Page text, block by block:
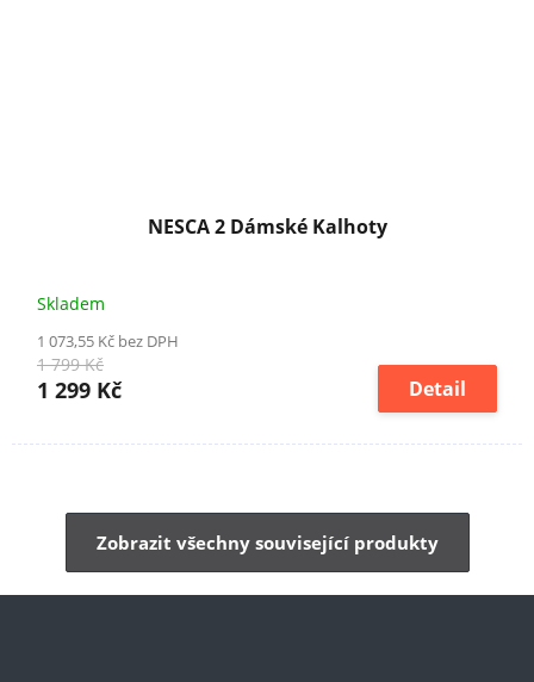
NESCA 2 Dámské Kalhoty
Skladem
1 073,55 Kč bez DPH
1 799 Kč
1 299 Kč Detail
Zobrazit všechny související produkty